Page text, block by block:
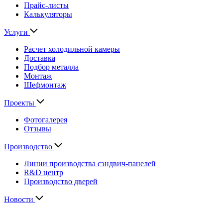
Прайс-листы
Калькуляторы
Услуги
Расчет холодильной камеры
Доставка
Подбор металла
Монтаж
Шефмонтаж
Проекты
Фотогалерея
Отзывы
Производство
Линии производства сэндвич-панелей
R&D центр
Производство дверей
Новости